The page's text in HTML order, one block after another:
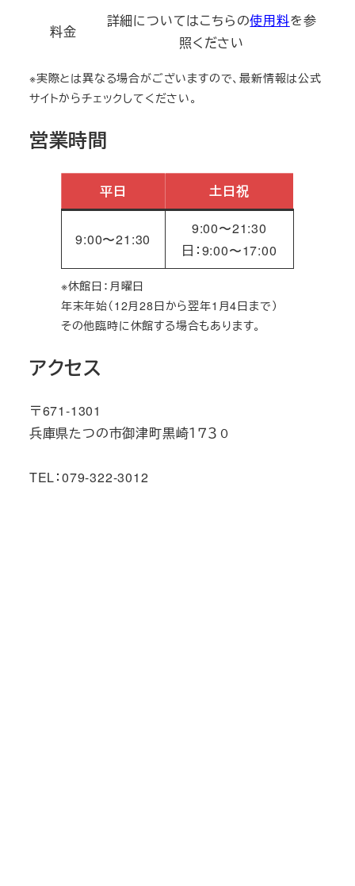
料金
詳細についてはこちらの使用料を参
照ください
※実際とは異なる場合がございますので、最新情報は公式
サイトからチェックしてください。
営業時間
平日 土日祝
9:00〜21:30
9:00〜21:30
日：9:00〜17:00
※休館日：月曜日
年末年始（12月28日から翌年1月4日まで）
その他臨時に休館する場合もあります。
アクセス
〒671-1301
兵庫県たつの市御津町黒崎１７３０
TEL：079-322-3012